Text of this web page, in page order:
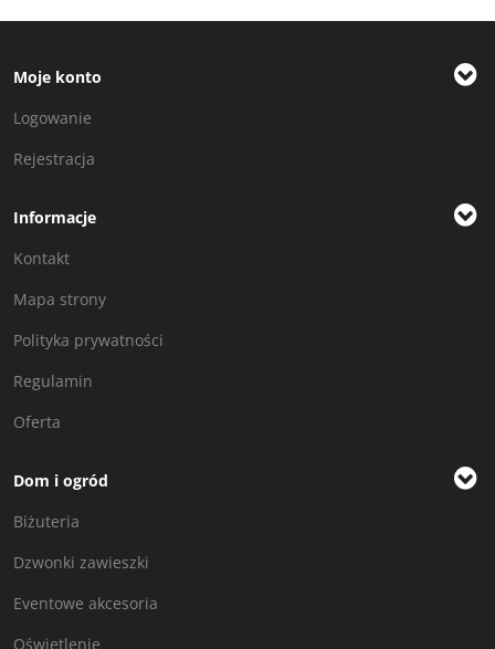
Moje konto
Logowanie
Rejestracja
Informacje
Kontakt
Mapa strony
Polityka prywatności
Regulamin
Oferta
Dom i ogród
Biżuteria
Dzwonki zawieszki
Eventowe akcesoria
Oświetlenie